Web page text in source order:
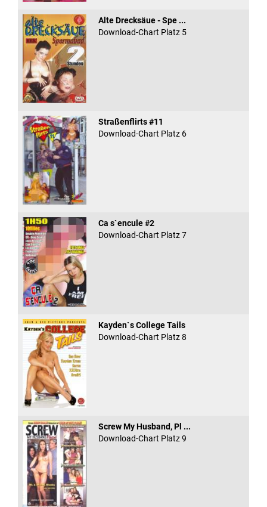
Alte Drecksäue - Spe ...
Download-Chart Platz 5
Straßenflirts #11
Download-Chart Platz 6
Ca s`encule #2
Download-Chart Platz 7
Kayden`s College Tails
Download-Chart Platz 8
Screw My Husband, Pl ...
Download-Chart Platz 9